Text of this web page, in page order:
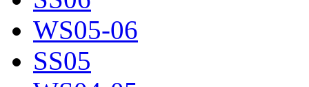
WS05-06
SS05